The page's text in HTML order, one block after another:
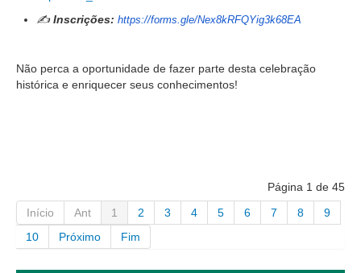
✍️Inscrições: https://forms.gle/Nex8kRFQYig3k68EA
Não perca a oportunidade de fazer parte desta celebração
histórica e enriquecer seus conhecimentos!
Página 1 de 45
Início
Ant 1 2 3 4 5 6 7 8
9
10
Próximo Fim